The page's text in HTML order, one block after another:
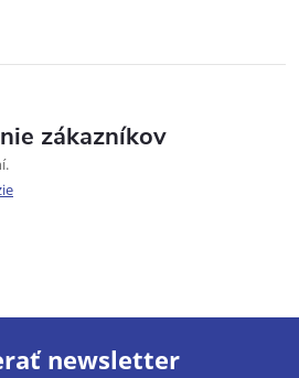
zákazníkov
newsletter